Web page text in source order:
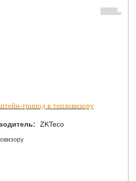
(0)
трипод к тепловизору
ZKTeco